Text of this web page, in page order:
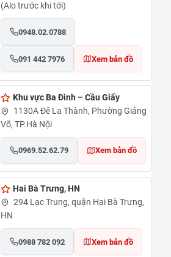
(Alo trước khi tới)
0948.02.0788
091 442 7976 Xem bản đồ
Khu vực Ba Đình – Cầu Giấy
1130A Đê La Thành, Phường Giảng
Võ, TP.Hà Nội
0969.52.62.79 Xem bản đồ
Hai Bà Trưng, HN
294 Lạc Trung, quận Hai Bà Trưng,
HN
0988 782 092 Xem bản đồ